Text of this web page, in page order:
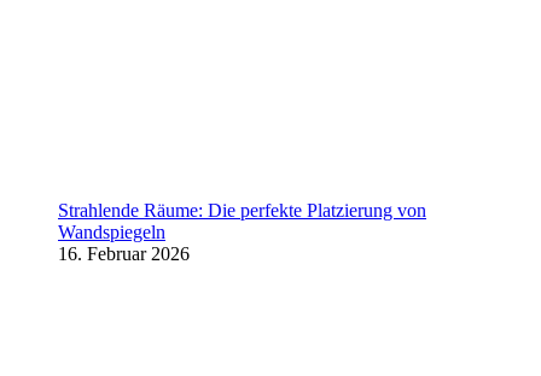
Strahlende Räume: Die perfekte Platzierung von
Wandspiegeln
16. Februar 2026